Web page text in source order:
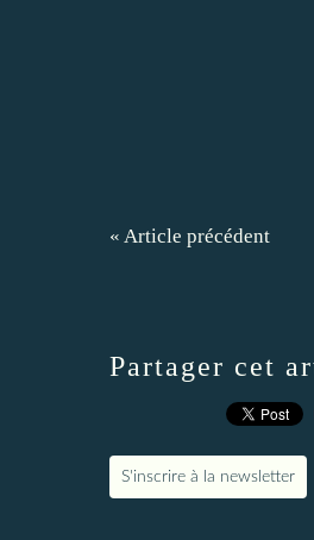
« Article précédent
Partager cet
S'inscrire à la newsletter